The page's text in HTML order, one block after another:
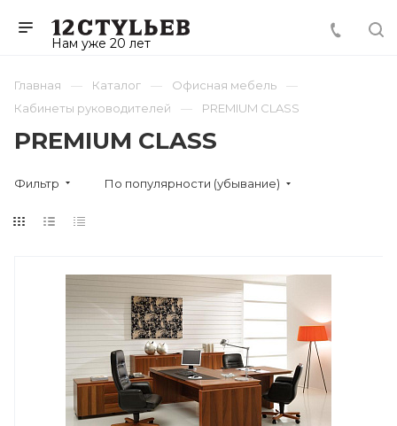
Нам уже 20 лет
Главная Каталог
Офисная мебель
Кабинеты руководителей
PREMIUM CLASS
PREMIUM CLASS
Фильтр По популярности (убывание)